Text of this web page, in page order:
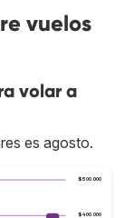
vuelos
volar a
es agosto.
$400.000
$500.000